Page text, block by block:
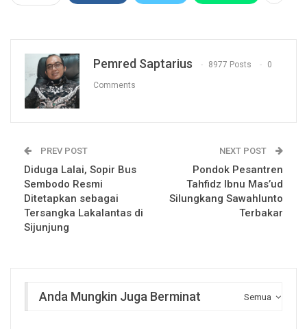
Pemred Saptarius 8977 Posts 0
Comments
PREV POST
Diduga Lalai, Sopir Bus
Sembodo Resmi
Ditetapkan sebagai
Tersangka Lakalantas di
Sijunjung
NEXT POST
Pondok Pesantren
Tahfidz Ibnu Mas’ud
Silungkang Sawahlunto
Terbakar
Semua
Anda Mungkin Juga Berminat